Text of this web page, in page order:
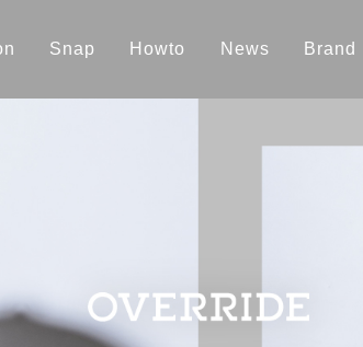
Snap Howto News Brand